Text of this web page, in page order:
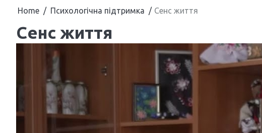
Home Психологічна підтримка Сенс життя
Сенс життя